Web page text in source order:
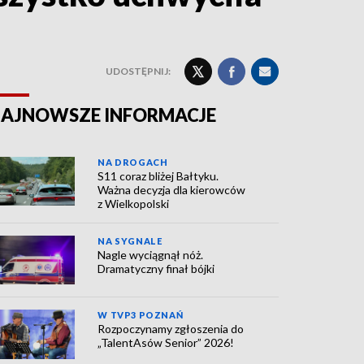
UDOSTĘPNIJ:
INFORMACJE
NA DROGACH
S11 coraz bliżej Bałtyku.
Ważna decyzja dla kierowców
z Wielkopolski
NA SYGNALE
Nagle wyciągnął nóż.
Dramatyczny finał bójki
W TVP3 POZNAŃ
Rozpoczynamy zgłoszenia do
„TalentAsów Senior” 2026!